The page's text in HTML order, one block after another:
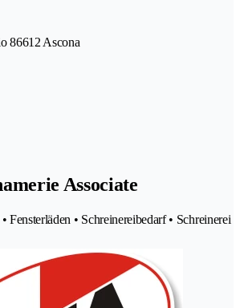
86612 Ascona
Associate
Fensterläden • Schreinereibedarf • Schreinerei